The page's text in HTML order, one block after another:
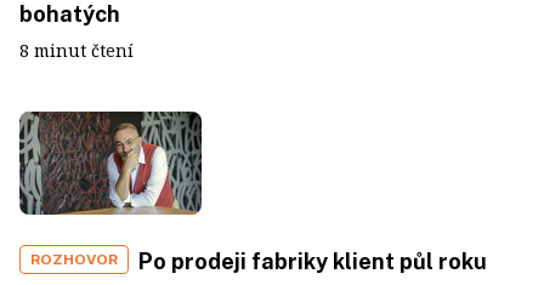
bohatých
8 minut čtení
ROZHOVOR
Po prodeji fabriky klient půl roku